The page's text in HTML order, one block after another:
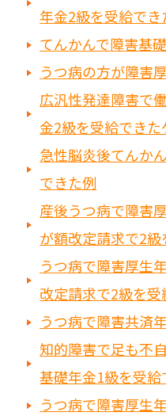
年金2級を受給でき
てんかんで障害基
うつ病の方が障害
広汎性発達障害で
金2級を受給できた
急性脳炎後てんか
できた例
産後うつ病で障害
が額改定請求で2
うつ病で障害厚生
改定請求で2級を
うつ病で障害共済
知的障害で足も不
基礎年金1級を受給
うつ病で障害厚生